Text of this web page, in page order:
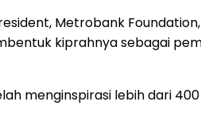
Metrobank
kiprahnya sebagai
menginspirasi lebih dari